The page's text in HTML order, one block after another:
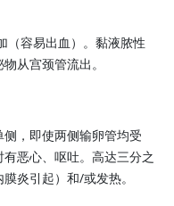
（容易出血）。黏液脓性
从宫颈管流出。
，即使两侧输卵管均受
恶心、呕吐。高达三分之
炎引起）和/或发热。